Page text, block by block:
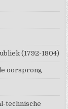
(1792-1804)
oorsprong
technische